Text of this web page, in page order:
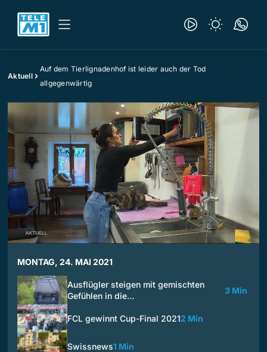
Aktuell
Auf dem Tierlignadenhof ist leider auch der Tod
allgegenwärtig
MONTAG, 24. MAI 2021
Ausflügler steigen mit gemischten
Gefühlen in die…
3 Min
FCL gewinnt Cup-Final 20212 Min
Swissnews1 Min